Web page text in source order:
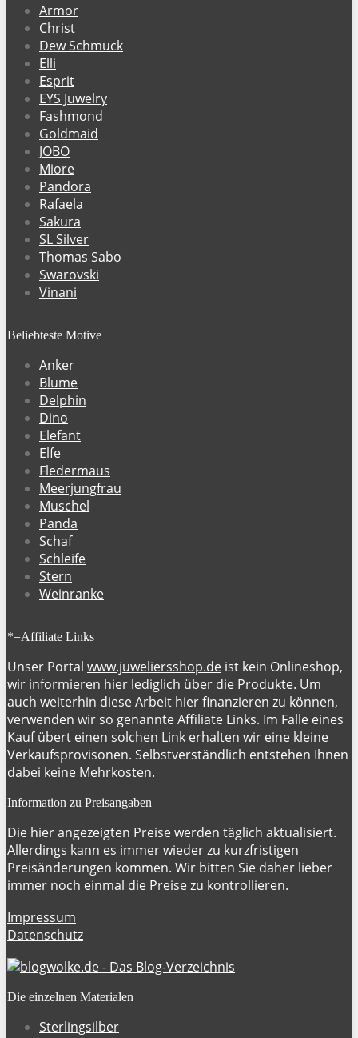
Armor
Christ
Dew Schmuck
Elli
Esprit
EYS Juwelry
Fashmond
Goldmaid
JOBO
Miore
Pandora
Rafaela
Sakura
SL Silver
Thomas Sabo
Swarovski
Vinani
Beliebteste Motive
Anker
Blume
Delphin
Dino
Elefant
Elfe
Fledermaus
Meerjungfrau
Muschel
Panda
Schaf
Schleife
Stern
Weinranke
*=Affiliate Links
Unser Portal www.juweliersshop.de ist kein Onlineshop,
wir informieren hier lediglich über die Produkte. Um
auch weiterhin diese Arbeit hier finanzieren zu können,
verwenden wir so genannte Affiliate Links. Im Falle eines
Kauf übert einen solchen Link erhalten wir eine kleine
Verkaufsprovisonen. Selbstverständlich entstehen Ihnen
dabei keine Mehrkosten.
Information zu Preisangaben
Die hier angezeigten Preise werden täglich aktualisiert.
Allerdings kann es immer wieder zu kurzfristigen
Preisänderungen kommen. Wir bitten Sie daher lieber
immer noch einmal die Preise zu kontrollieren.
Impressum
Datenschutz
Die einzelnen Materialen
Sterlingsilber